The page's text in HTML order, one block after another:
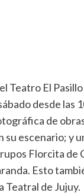
Teatro El
desde las
de
su escenario; y
Florcita de
Esto
Teatral de Jujuy.